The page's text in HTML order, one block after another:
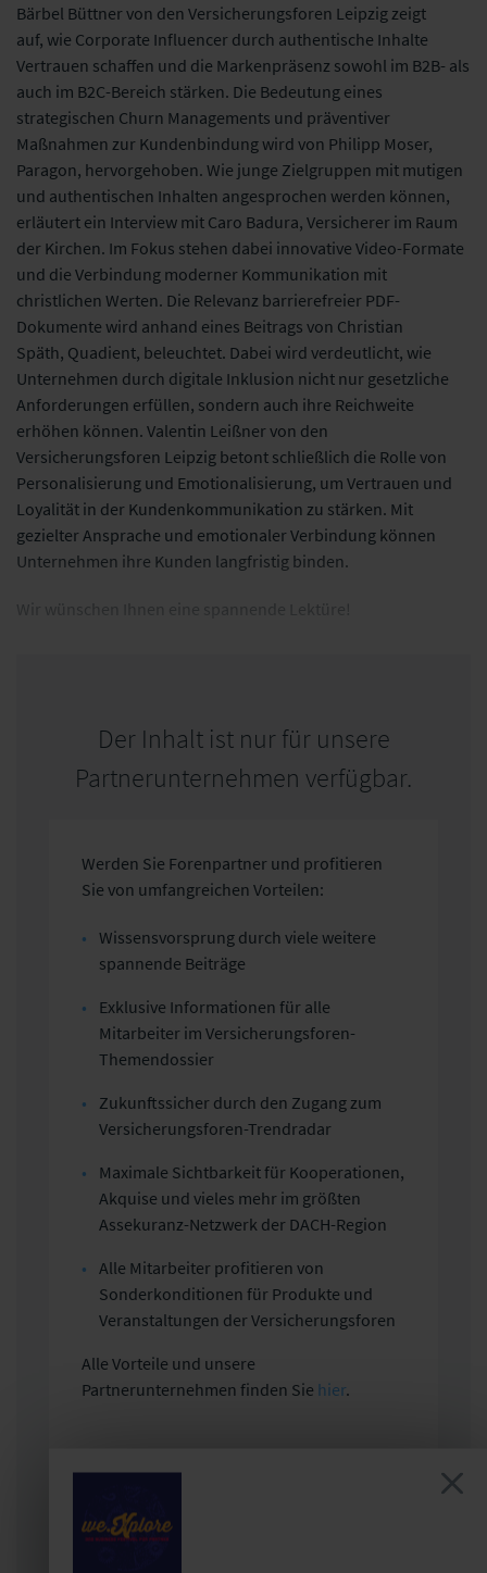
Bärbel Büttner von den Versicherungsforen Leipzig zeigt
auf, wie Corporate Influencer durch authentische Inhalte
Vertrauen schaffen und die Markenpräsenz sowohl im B2B- als
auch im B2C-Bereich stärken. Die Bedeutung eines
strategischen Churn Managements und präventiver
Maßnahmen zur Kundenbindung wird von Philipp Moser,
Paragon, hervorgehoben. Wie junge Zielgruppen mit mutigen
und authentischen Inhalten angesprochen werden können,
erläutert ein Interview mit Caro Badura, Versicherer im Raum
der Kirchen. Im Fokus stehen dabei innovative Video-Formate
und die Verbindung moderner Kommunikation mit
christlichen Werten. Die Relevanz barrierefreier PDF-
Dokumente wird anhand eines Beitrags von Christian
Späth, Quadient, beleuchtet. Dabei wird verdeutlicht, wie
Unternehmen durch digitale Inklusion nicht nur gesetzliche
Anforderungen erfüllen, sondern auch ihre Reichweite
erhöhen können. Valentin Leißner von den
Versicherungsforen Leipzig betont schließlich die Rolle von
Personalisierung und Emotionalisierung, um Vertrauen und
Loyalität in der Kundenkommunikation zu stärken. Mit
gezielter Ansprache und emotionaler Verbindung können
Unternehmen ihre Kunden langfristig binden.
Wir wünschen Ihnen eine spannende Lektüre!
Der Inhalt ist nur für unsere
Partnerunternehmen verfügbar.
Werden Sie Forenpartner und profitieren
Sie von umfangreichen Vorteilen:
Wissensvorsprung durch viele weitere
spannende Beiträge
Exklusive Informationen für alle
Mitarbeiter im Versicherungsforen-
Themendossier
Zukunftssicher durch den Zugang zum
Versicherungsforen-Trendradar
Maximale Sichtbarkeit für Kooperationen,
Akquise und vieles mehr im größten
Assekuranz-Netzwerk der DACH-Region
Alle Mitarbeiter profitieren von
Sonderkonditionen für Produkte und
Veranstaltungen der Versicherungsforen
Alle Vorteile und unsere
Partnerunternehmen finden Sie hier.